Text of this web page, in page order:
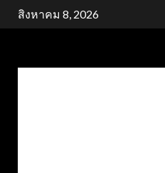
Skipสิงหาคม 8, 2026